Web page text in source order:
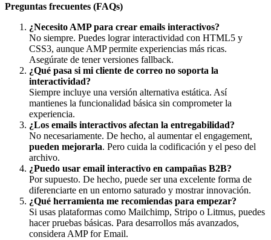
Preguntas frecuentes (FAQs)
¿Necesito AMP para crear emails interactivos?
No siempre. Puedes lograr interactividad con HTML5 y
CSS3, aunque AMP permite experiencias más ricas.
Asegúrate de tener versiones fallback.
¿Qué pasa si mi cliente de correo no soporta la
interactividad?
Siempre incluye una versión alternativa estática. Así
mantienes la funcionalidad básica sin comprometer la
experiencia.
¿Los emails interactivos afectan la entregabilidad?
No necesariamente. De hecho, al aumentar el engagement,
pueden mejorarla. Pero cuida la codificación y el peso del
archivo.
¿Puedo usar email interactivo en campañas B2B?
Por supuesto. De hecho, puede ser una excelente forma de
diferenciarte en un entorno saturado y mostrar innovación.
¿Qué herramienta me recomiendas para empezar?
Si usas plataformas como Mailchimp, Stripo o Litmus, puedes
hacer pruebas básicas. Para desarrollos más avanzados,
considera AMP for Email.